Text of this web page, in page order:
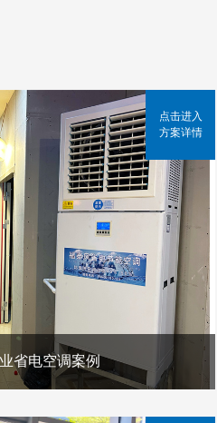
省电空调案例
点击进入
方案详情